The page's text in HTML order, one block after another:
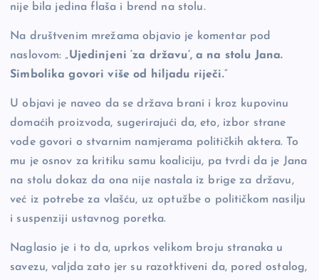
nije bila jedina flaša i brend na stolu.
Na društvenim mrežama objavio je komentar pod
naslovom: „Ujedinjeni ‘za državu’, a na stolu Jana.
Simbolika govori više od hiljadu riječi.“
U objavi je naveo da se država brani i kroz kupovinu
domaćih proizvoda, sugerirajući da, eto, izbor strane
vode govori o stvarnim namjerama političkih aktera. To
mu je osnov za kritiku samu koaliciju, pa tvrdi da je Jana
na stolu dokaz da ona nije nastala iz brige za državu,
već iz potrebe za vlašću, uz optužbe o političkom nasilju
i suspenziji ustavnog poretka.
Naglasio je i to da, uprkos velikom broju stranaka u
savezu, valjda zato jer su razotktiveni da, pored ostalog,